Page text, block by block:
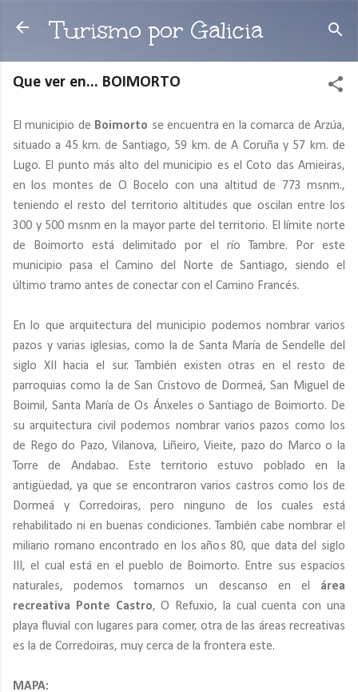
Ir al contenido principal
Turismo por Galicia
Que ver en... BOIMORTO
El municipio de Boimorto se encuentra en la comarca de Arzúa,
situado a 45 km. de Santiago, 59 km. de A Coruña y 57 km. de
Lugo. El punto más alto del municipio es el Coto das Amieiras,
en los montes de O Bocelo con una altitud de 773 msnm.,
teniendo el resto del territorio altitudes que oscilan entre los
300 y 500 msnm en la mayor parte del territorio. El límite norte
de Boimorto está delimitado por el río Tambre. Por este
municipio pasa el Camino del Norte de Santiago, siendo el
último tramo antes de conectar con el Camino Francés.
En lo que arquitectura del municipio podemos nombrar varios
pazos y varias iglesias, como la de Santa María de Sendelle del
siglo XII hacia el sur. También existen otras en el resto de
parroquias como la de San Cristovo de Dormeá, San Miguel de
Boimil, Santa María de Os Ánxeles o Santiago de Boimorto. De
su arquitectura civil podemos nombrar varios pazos como los
de Rego do Pazo, Vilanova, Liñeiro, Vieite, pazo do Marco o la
Torre de Andabao. Este territorio estuvo poblado en la
antigüedad, ya que se encontraron varios castros como los de
Dormeá y Corredoiras, pero ninguno de los cuales está
rehabilitado ni en buenas condiciones. También cabe nombrar el
miliario romano encontrado en los años 80, que data del siglo
III, el cual está en el pueblo de Boimorto. Entre sus espacios
naturales, podemos tomarnos un descanso en el área
recreativa Ponte Castro, O Refuxio, la cual cuenta con una
playa fluvial con lugares para comer, otra de las áreas recreativas
es la de Corredoiras, muy cerca de la frontera este.
MAPA: